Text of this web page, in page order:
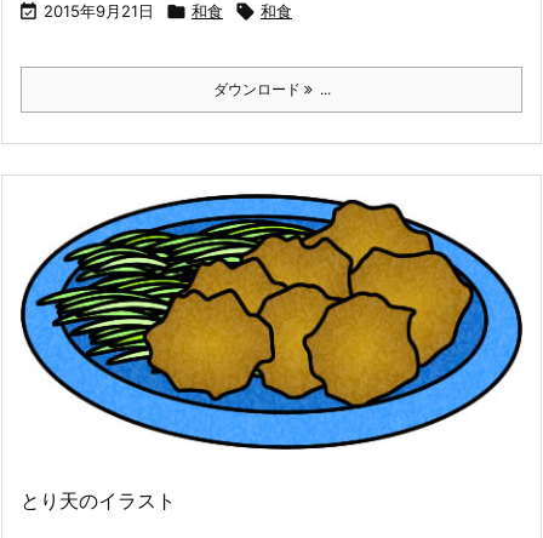
 2015年9月21日  和食  和食
ダウンロード ...
とり天のイラスト